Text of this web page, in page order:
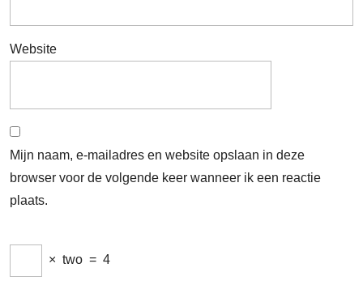
Website
Mijn naam, e-mailadres en website opslaan in deze
browser voor de volgende keer wanneer ik een reactie
plaats.
× two = 4